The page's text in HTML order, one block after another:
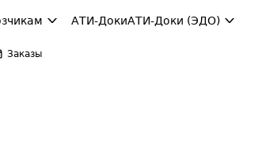
АТИ-ДокиАТИ-Доки (ЭДО)
Заказы